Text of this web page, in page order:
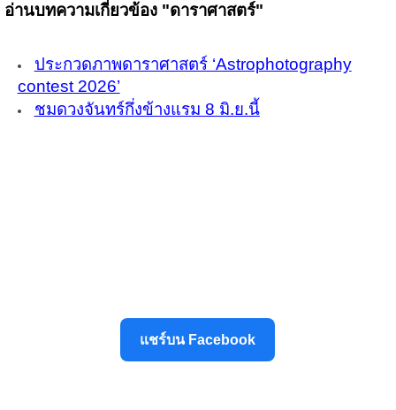
อ่านบทความเกี่ยวข้อง "ดาราศาสตร์"
ประกวดภาพดาราศาสตร์ ‘Astrophotography
contest 2026’
ชมดวงจันทร์กึ่งข้างแรม 8 มิ.ย.นี้
แชร์บน Facebook